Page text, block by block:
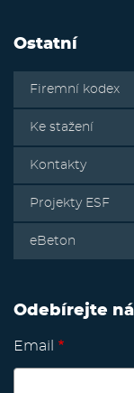
Ostatní
Firemní kodex
Ke stažení
Kontakty
Projekty ESF
eBeton
Odebírejte
Email